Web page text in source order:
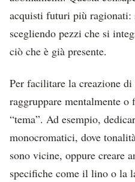
acquisti futuri più ragionati:
scegliendo pezzi che si
ciò che è già presente.
Per facilitare la creazione
raggruppare mentalmente
“tema”. Ad esempio,
monocromatici, dove
sono vicine, oppure creare
specifiche come il lino o la